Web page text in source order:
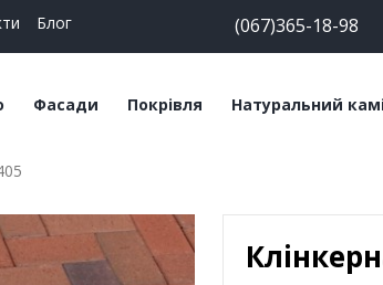
Блог (067)365-18-98
Фасади
Плитка ручного
формування
Покрівля
Керамічна черепиця
Мансардні вікна
Натуральний
Травертин
Мармур